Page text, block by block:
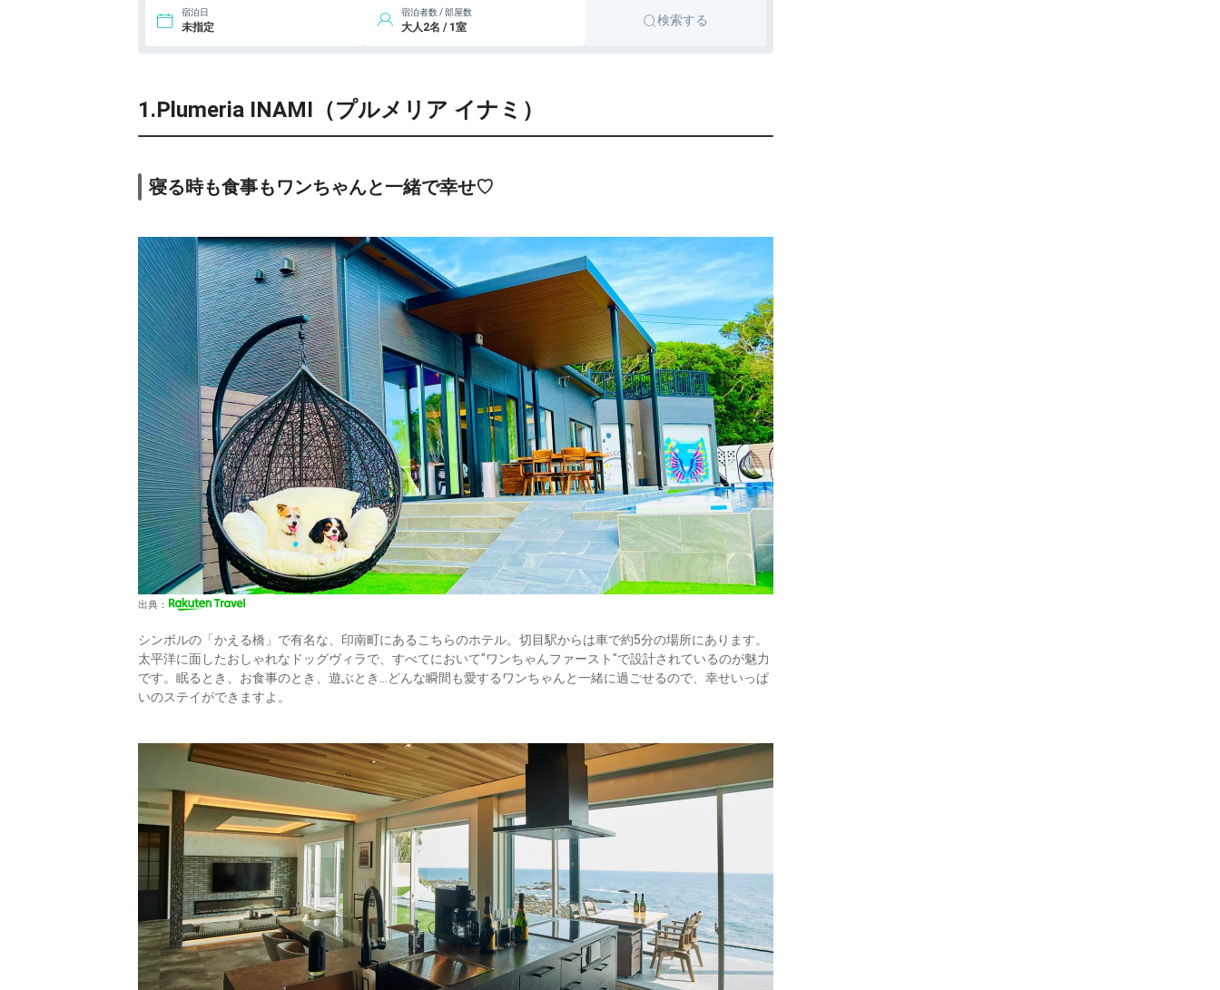
宿泊日
未指定
宿泊者数 / 部屋数
大人2名 / 1室 検索する
1.Plumeria INAMI（プルメリア イナミ）
寝る時も食事もワンちゃんと一緒で幸せ♡
出典：
シンボルの「かえる橋」で有名な、印南町にあるこちらのホテル。切目駅からは車で約5分の場所にあります。
太平洋に面したおしゃれなドッグヴィラで、すべてにおいて"ワンちゃんファースト"で設計されているのが魅力
です。眠るとき、お食事のとき、遊ぶとき...どんな瞬間も愛するワンちゃんと一緒に過ごせるので、幸せいっぱ
いのステイができますよ。